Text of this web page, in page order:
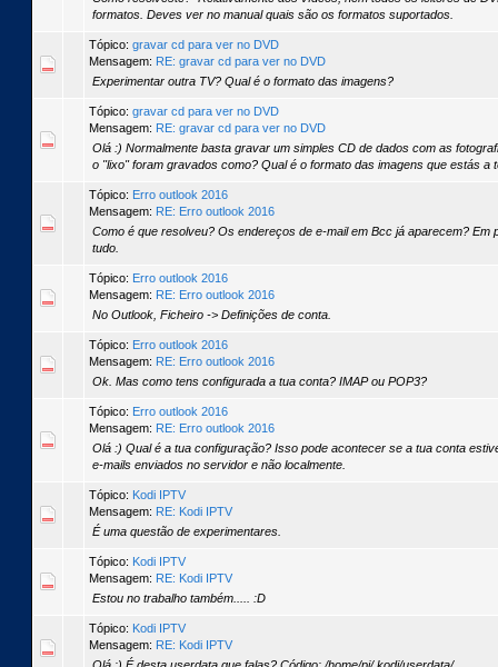
formatos. Deves ver no manual quais são os formatos suportados.
Tópico: gravar cd para ver no DVD
Mensagem: RE: gravar cd para ver no DVD
Experimentar outra TV? Qual é o formato das imagens?
Tópico: gravar cd para ver no DVD
Mensagem: RE: gravar cd para ver no DVD
Olá :) Normalmente basta gravar um simples CD de dados com as
o "lixo" foram gravados como? Qual é o formato das imagens que estás a
Tópico: Erro outlook 2016
Mensagem: RE: Erro outlook 2016
Como é que resolveu? Os endereços de e-mail em Bcc já aparecem? Em
tudo.
Tópico: Erro outlook 2016
Mensagem: RE: Erro outlook 2016
No Outlook, Ficheiro -> Definições de conta.
Tópico: Erro outlook 2016
Mensagem: RE: Erro outlook 2016
Ok. Mas como tens configurada a tua conta? IMAP ou POP3?
Tópico: Erro outlook 2016
Mensagem: RE: Erro outlook 2016
Olá :) Qual é a tua configuração? Isso pode acontecer se a tua conta
e-mails enviados no servidor e não localmente.
Tópico: Kodi IPTV
Mensagem: RE: Kodi IPTV
É uma questão de experimentares.
Tópico: Kodi IPTV
Mensagem: RE: Kodi IPTV
Estou no trabalho também..... :D
Tópico: Kodi IPTV
Mensagem: RE: Kodi IPTV